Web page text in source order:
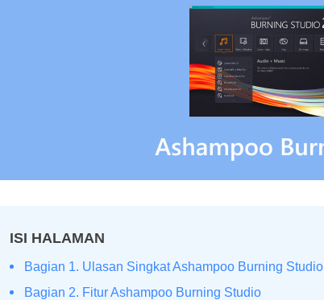
ISI HALAMAN
Bagian 1. Ulasan Singkat Ashampoo Burning Studio
Bagian 2. Fitur Ashampoo Burning Studio